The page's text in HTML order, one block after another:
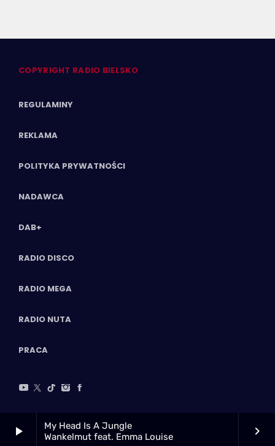
play_arrow
My Head Is A Jungle
Wankelmut feat. Emma Louise
keyboard_arrow_right
COPYRIGHT RADIO BIELSKO
REGULAMINY
REKLAMA
POLITYKA PRYWATNOŚCI
NADAWCA
DAB+
RADIO DISCO
RADIO MEGA
RADIO NUTA
PRACA